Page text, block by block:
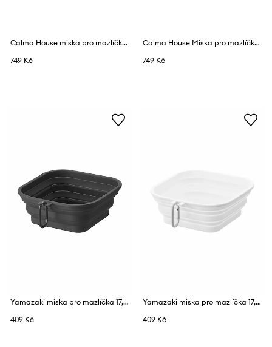
Calma House miska pro mazlíčka 18 x 7 cm
749 Kč
Calma House Miska pro mazlíčka 18 x 7 cm
749 Kč
Yamazaki miska pro mazlíčka 17,3 x 18,3 x 2,3 cm
409 Kč
Yamazaki miska pro mazlíčka 17,3 x 18,3 x 2,3 cm
409 Kč